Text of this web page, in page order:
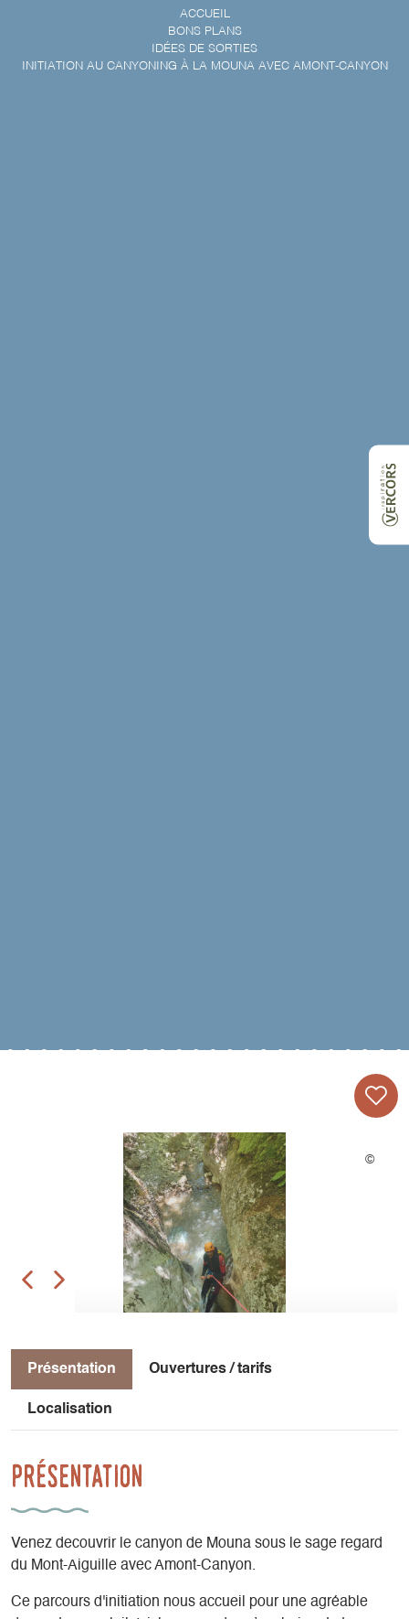
ACCUEIL
BONS PLANS
IDÉES DE SORTIES
INITIATION AU CANYONING À LA MOUNA AVEC AMONT-CANYON
Présentation Ouvertures / tarifs
Localisation
Présentation
Venez decouvrir le canyon de Mouna sous le sage regard
du Mont-Aiguille avec Amont-Canyon.
Ce parcours d'initiation nous accueil pour une agréable